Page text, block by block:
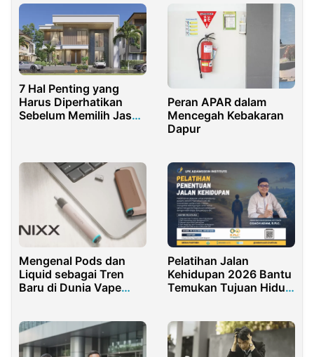
7 Hal Penting yang
Harus Diperhatikan
Sebelum Memilih Jasa
Peran APAR dalam
Mencegah Kebakaran
Dapur
Mengenal Pods dan
Liquid sebagai Tren
Baru di Dunia Vape
Pelatihan Jalan
Kehidupan 2026 Bantu
Temukan Tujuan Hidup